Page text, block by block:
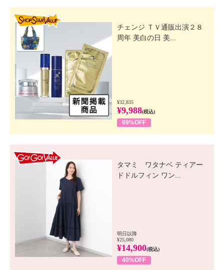
チェンジ ＴＶ通販出演２８
周年 美白の日 美...
¥32,835
¥9,988(税込)
69%OFF
タマミ ワタナベ ティアー
ドドルフィン ワン...
明日以降
¥25,080
¥14,900(税込)
40%OFF